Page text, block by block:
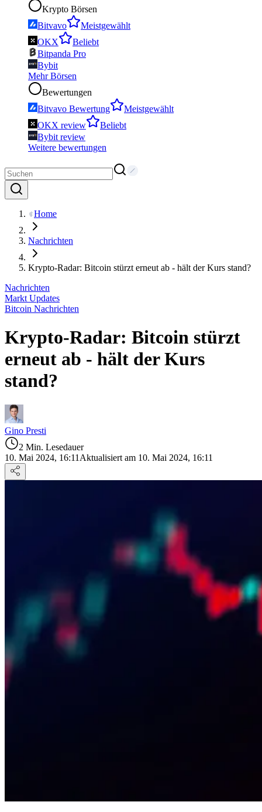
Krypto Börsen
Bitvavo
Meistgewählt
OKX
Beliebt
Bitpanda Pro
Bybit
Mehr Börsen
Bewertungen
Bitvavo Bewertung
Meistgewählt
OKX review
Beliebt
Bybit review
Weitere bewertungen
Home
Nachrichten
Krypto-Radar: Bitcoin stürzt erneut ab - hält der Kurs stand?
Nachrichten
Markt Updates
Bitcoin Nachrichten
Krypto-Radar: Bitcoin stürzt
erneut ab - hält der Kurs
stand?
Gino Presti
2 Min. Lesedauer
10. Mai 2024, 16:11 Aktualisiert am 10. Mai 2024, 16:11